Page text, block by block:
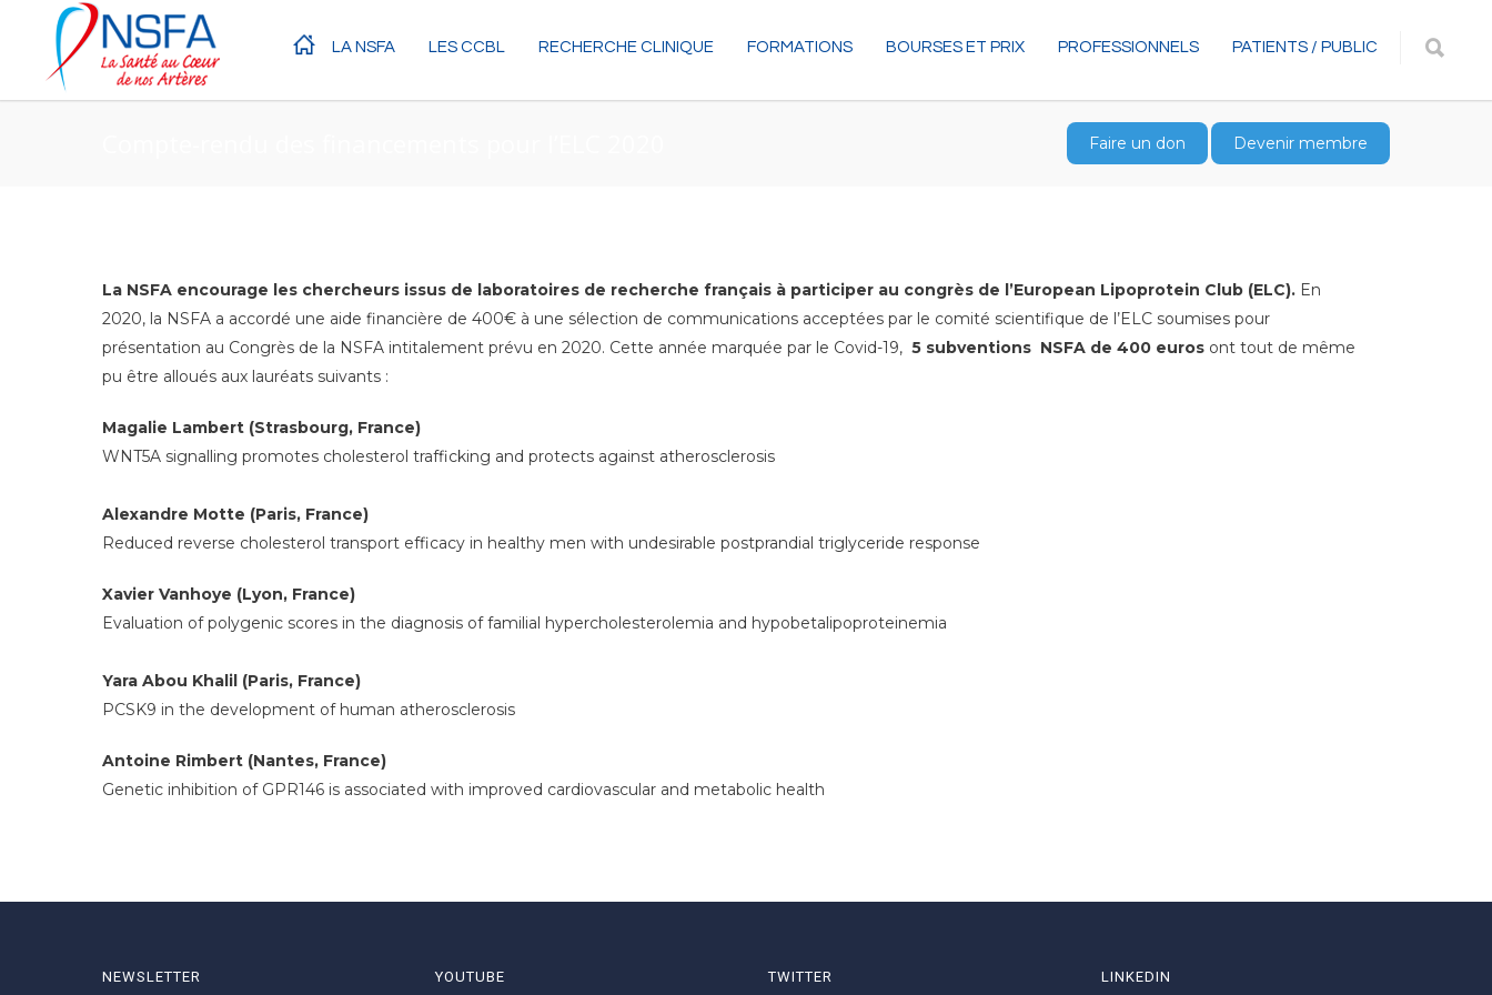
LA NSFA LES CCBL RECHERCHE CLINIQUE FORMATIONS BOURSES ET PRIX PROFESSIONNELS PATIENTS / PUBLIC
Faire un don Devenir membre
La NSFA encourage les chercheurs issus de laboratoires de recherche français à participer au congrès de l’European Lipoprotein Club (ELC). En
2020, la NSFA a accordé une aide financière de 400€ à une sélection de communications acceptées par le comité scientifique de l’ELC soumises pour
présentation au Congrès de la NSFA intitalement prévu en 2020. Cette année marquée par le Covid-19, 5 subventions NSFA de 400 euros ont tout de même
pu être alloués aux lauréats suivants :
Magalie Lambert (Strasbourg, France)
WNT5A signalling promotes cholesterol trafficking and protects against atherosclerosis
Alexandre Motte (Paris, France)
Reduced reverse cholesterol transport efficacy in healthy men with undesirable postprandial triglyceride response
Xavier Vanhoye (Lyon, France)
Evaluation of polygenic scores in the diagnosis of familial hypercholesterolemia and hypobetalipoproteinemia
Yara Abou Khalil (Paris, France)
PCSK9 in the development of human atherosclerosis
Antoine Rimbert (Nantes, France)
Genetic inhibition of GPR146 is associated with improved cardiovascular and metabolic health
NEWSLETTER YOUTUBE TWITTER LINKEDIN